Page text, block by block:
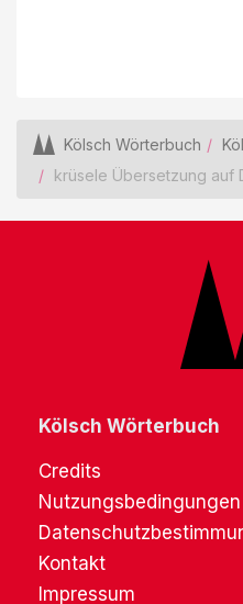
Kölsch Wörterbuch
krüsele Übersetzung auf
Kölsch Wörterbuch
Credits
Nutzungsbedingungen
Kontakt
Impressum